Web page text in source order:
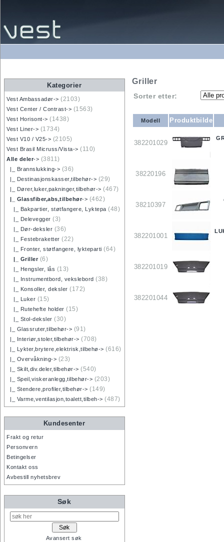
Kategorier
Vest Ambassadør-> (2103)
Vest Center / Contrast-> (1563)
Vest Horisont-> (1438)
Vest Liner-> (1734)
Vest V10 / V25-> (2105)
Vest Brasil Micruss/Vista-> (110)
Alle deler-> (3811)
|_ Brannslukking-> (36)
|_ Destinasjonskasser,tilbehør-> (29)
|_ Dører,luker,pakninger,tilbehør-> (467)
|_ Glassfiber,abs,tilbehør-> (462)
|_ Bakpartier, støtfangere, Lyktepa (48)
|_ Delevegger (3)
|_ Dør-deksler (36)
|_ Festebraketter (22)
|_ Fronter, støtfangere, lykteparti (64)
|_ Griller (6)
|_ Hengsler, lås (13)
|_ Instrumentbord, vekslebord (38)
|_ Konsoller, deksler (172)
|_ Luker (15)
|_ Rutehefte holder (15)
|_ Stol-deksler (30)
|_ Glassruter,tilbehør-> (91)
|_ Interiør,stoler,tilbehør-> (708)
|_ Lykter,brytere,elektrisk,tilbehø-> (616)
|_ Overvåkning-> (23)
|_ Skilt,div.deler,tilbehør-> (540)
|_ Speil,viskeranlegg,tilbehør-> (203)
|_ Stendere,profiler,tilbehør-> (149)
|_ Varme,ventilasjon,toalett,tilbeh-> (487)
Kundesenter
Frakt og retur
Personvern
Betingelser
Kontakt oss
Avbestill nyhetsbrev
Søk
Avansert søk
Griller
Sorter etter:
Modell Produktbilde
382201029
38220196
38210397
382201001
382201019
382201044